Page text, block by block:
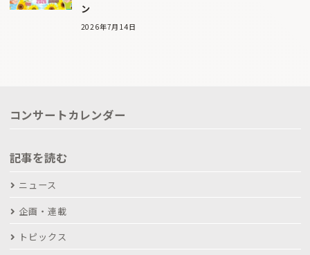
ン
2026年7月14日
コンサートカレンダー
記事を読む
ニュース
企画・連載
トピックス